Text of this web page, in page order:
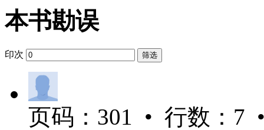
本书勘误
印次 筛选
页码：301 • 行数：7